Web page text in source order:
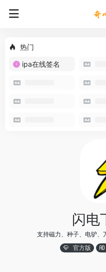
热门
ipa在线签名
闪电
支持磁力、种子、电驴、
官方版